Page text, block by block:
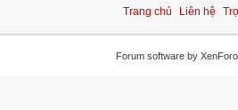
Trang chủ Liên hệ
Forum software by